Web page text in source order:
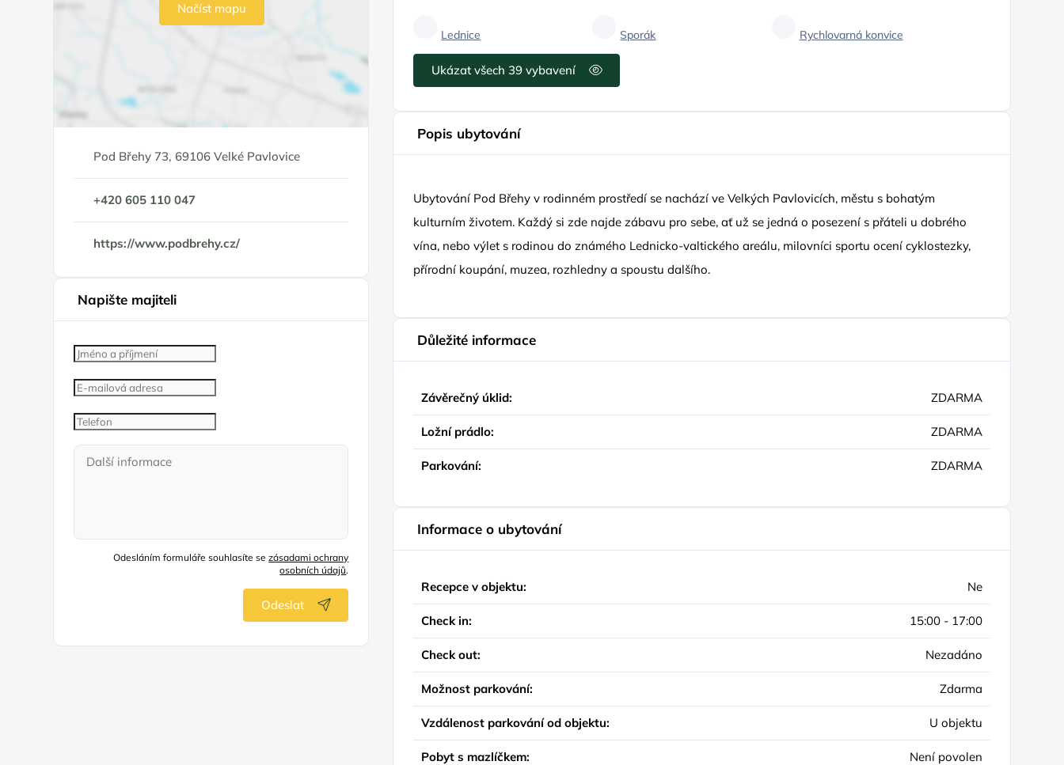
Načíst mapu
Pod Břehy 73, 69106 Velké Pavlovice
+420 605 110 047
https://www.podbrehy.cz/
Napište majiteli
Odesláním formuláře souhlasíte sezásadami ochrany
osobních údajů.
Odeslat
Lednice Sporák Rychlovarná konvice
Ukázat všech 39 vybavení
Popis ubytování
Ubytování Pod Břehy v rodinném prostředí se nachází ve Velkých Pavlovicích, městu s bohatým
kulturním životem. Každý si zde najde zábavu pro sebe, ať už se jedná o posezení s přáteli u dobrého
vína, nebo výlet s rodinou do známého Lednicko-valtického areálu, milovníci sportu ocení cyklostezky,
přírodní koupání, muzea, rozhledny a spoustu dalšího.
Důležité informace
Závěrečný úklid: ZDARMA
Ložní prádlo: ZDARMA
Parkování: ZDARMA
Informace o ubytování
Recepce v objektu: Ne
Check in: 15:00 - 17:00
Check out: Nezadáno
Možnost parkování: Zdarma
Vzdálenost parkování od objektu: U objektu
Pobyt s mazlíčkem: Není povolen